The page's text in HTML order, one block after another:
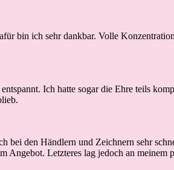
bin ich sehr dankbar. Volle
Ich hatte sogar die Ehre teils
bei den Händlern und Zeichnern sehr
Angebot. Letzteres lag jedoch an